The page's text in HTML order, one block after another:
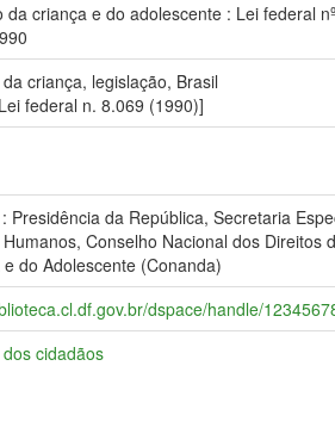
da criança e do adolescente : Lei federal nº
criança, legislação, Brasil
federal n. 8.069 (1990)]
Presidência da República, Secretaria
Conselho Nacional dos Direitos
do Adolescente (Conanda)
dspace/handle/
cidadãos